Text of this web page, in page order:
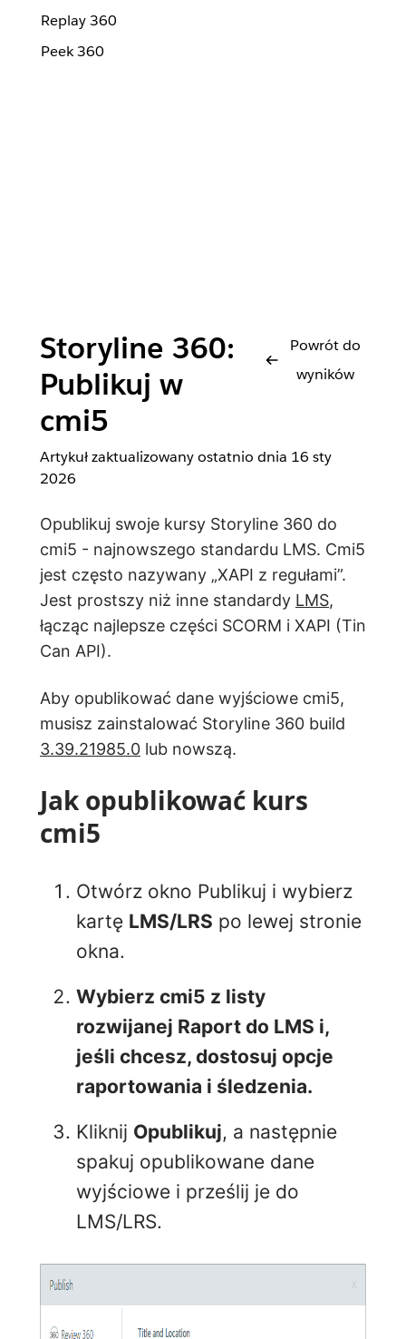
Replay 360
Peek 360
Storyline 360:
Publikuj w
cmi5
Powrót do
wyników
Artykuł zaktualizowany ostatnio dnia 16 sty
2026
Opublikuj swoje kursy Storyline 360 do
cmi5 - najnowszego standardu LMS. Cmi5
jest często nazywany „XAPI z regułami”.
Jest prostszy niż inne standardy LMS,
łącząc najlepsze części SCORM i XAPI (Tin
Can API).
Aby opublikować dane wyjściowe cmi5,
musisz zainstalować Storyline 360 build
3.39.21985.0 lub nowszą.
Jak opublikować kurs
cmi5
Otwórz okno Publikuj i wybierz
kartę LMS/LRS po lewej stronie
okna.
Wybierz cmi5 z listy
rozwijanej Raport do LMS i,
jeśli chcesz, dostosuj opcje
raportowania i śledzenia.
Kliknij Opublikuj, a następnie
spakuj opublikowane dane
wyjściowe i prześlij je do
LMS/LRS.